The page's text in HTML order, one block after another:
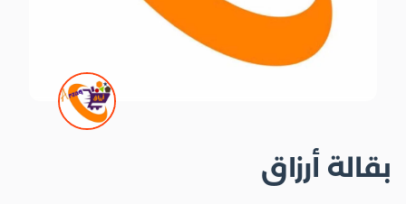
بقالة أرزاق